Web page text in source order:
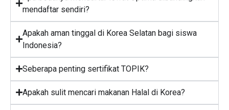
mendaftar sendiri?
Apakah aman tinggal di Korea Selatan bagi siswa
Indonesia?
Seberapa penting sertifikat TOPIK?
Apakah sulit mencari makanan Halal di Korea?